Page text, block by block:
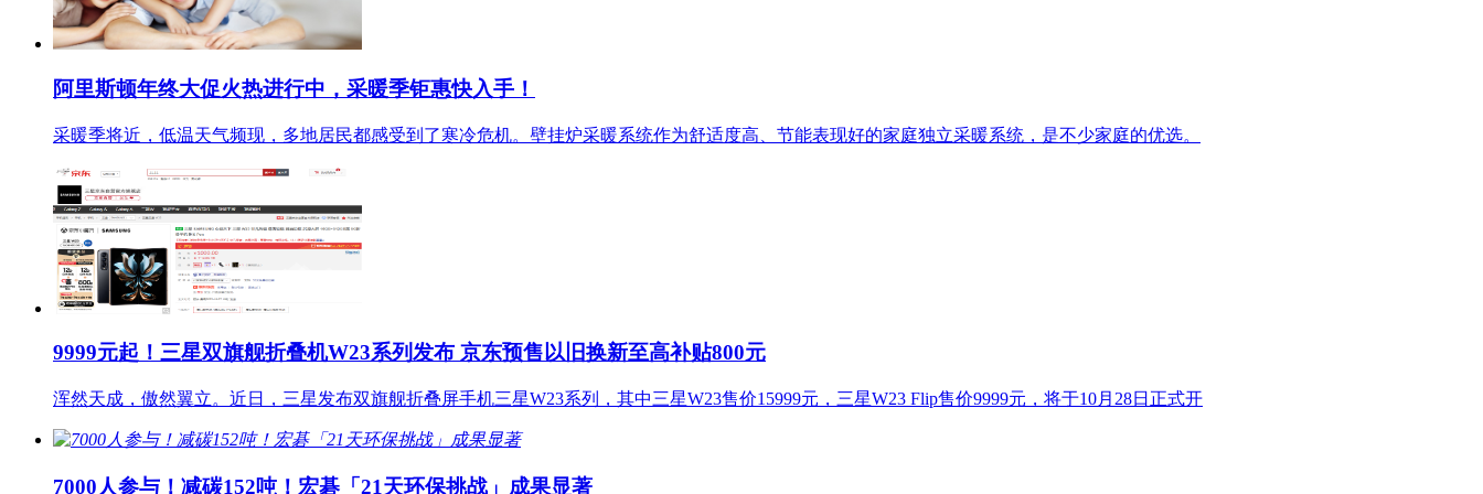
阿里斯顿年终大促火热进行中，采暖季钜惠快入手！
采暖季将近，低温天气频现，多地居民都感受到了寒冷危机。壁挂炉采暖系统作为舒适度高、节能表现好的家庭独立采暖系统，是不少家庭的优选。
9999元起！三星双旗舰折叠机W23系列发布 京东预售以旧换新至高补贴800元
浑然天成，傲然翼立。近日，三星发布双旗舰折叠屏手机三星W23系列，其中三星W23售价15999元，三星W23 Flip售价9999元，将于10月28日正式开
7000人参与！减碳152吨！宏碁「21天环保挑战」成果显著